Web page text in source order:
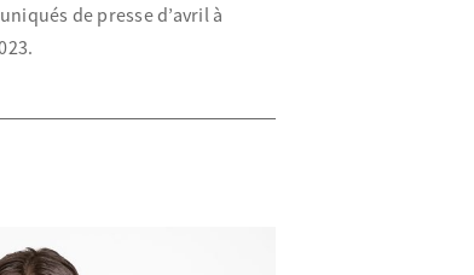
de presse d’avril à